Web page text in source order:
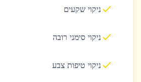
ניקוי שקעים
ניקוי סימני רובה
ניקוי טיפות צבע